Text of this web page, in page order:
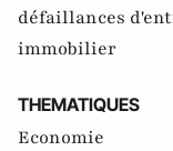
défaillances
immobilier
THEMATIQUES
Economie